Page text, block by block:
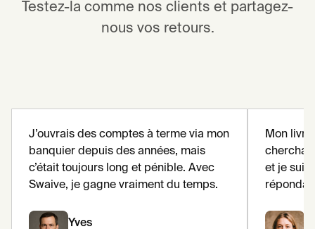
Testez-la comme nos clients et partagez-
nous vos retours.
J’ouvrais des comptes à terme via mon
banquier depuis des années, mais
c’était toujours long et pénible. Avec
Swaive, je gagne vraiment du temps.
Yves
Mon
et je suis